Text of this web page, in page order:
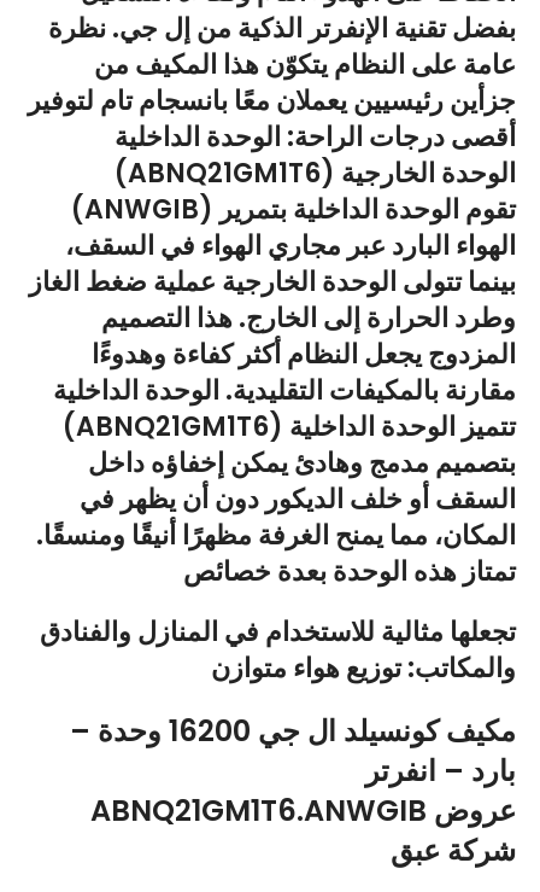
بفضل تقنية الإنفرتر الذكية من إل جي. نظرة
عامة على النظام يتكوّن هذا المكيف من
جزأين رئيسيين يعملان معًا بانسجام تام لتوفير
أقصى درجات الراحة: الوحدة الداخلية
(ABNQ21GM1T6) الوحدة الخارجية
(ANWGIB) تقوم الوحدة الداخلية بتمرير
الهواء البارد عبر مجاري الهواء في السقف،
بينما تتولى الوحدة الخارجية عملية ضغط الغاز
وطرد الحرارة إلى الخارج. هذا التصميم
المزدوج يجعل النظام أكثر كفاءة وهدوءًا
مقارنة بالمكيفات التقليدية. الوحدة الداخلية
(ABNQ21GM1T6) تتميز الوحدة الداخلية
بتصميم مدمج وهادئ يمكن إخفاؤه داخل
السقف أو خلف الديكور دون أن يظهر في
المكان، مما يمنح الغرفة مظهرًا أنيقًا ومنسقًا.
تمتاز هذه الوحدة بعدة خصائص
تجعلها مثالية للاستخدام في المنازل والفنادق
والمكاتب: توزيع هواء متوازن
مكيف كونسيلد ال جي 16200 وحدة –
بارد – انفرتر
ABNQ21GM1T6.ANWGIB عروض
شركة عبق